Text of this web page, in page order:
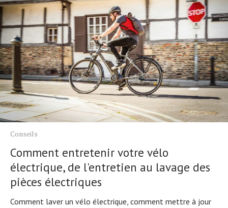
Conseils
Comment entretenir votre vélo
électrique, de l'entretien au lavage des
pièces électriques
Comment laver un vélo électrique, comment mettre à jour